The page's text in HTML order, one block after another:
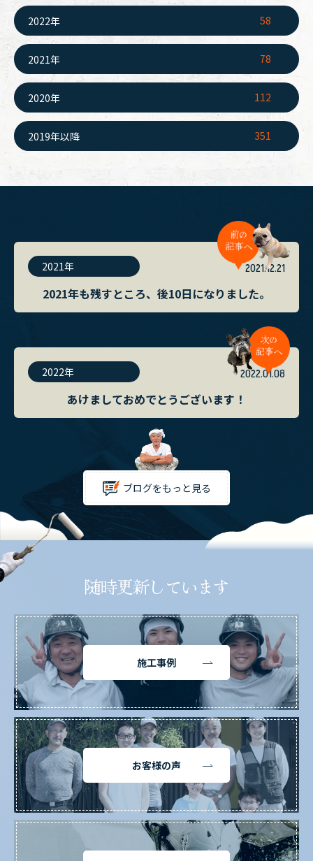
2022年 58
2021年 78
2020年 112
2019年以降 351
2021年 2021.12.21
2021年も残すところ、後10日になりました。
2022年 2022.01.08
あけましておめでとうございます！
ブログをもっと見る
随時更新しています
施工事例
お客様の声